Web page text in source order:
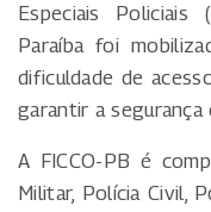
Especiais Policiais
Paraíba foi
dificuldade de
garantir a segurança
A FICCO-PB é
Militar, Polícia Civil,